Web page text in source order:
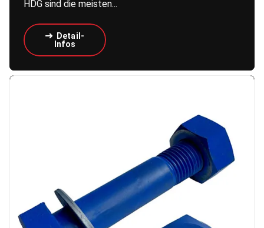
HDG sind die meisten...
Detail-
Infos